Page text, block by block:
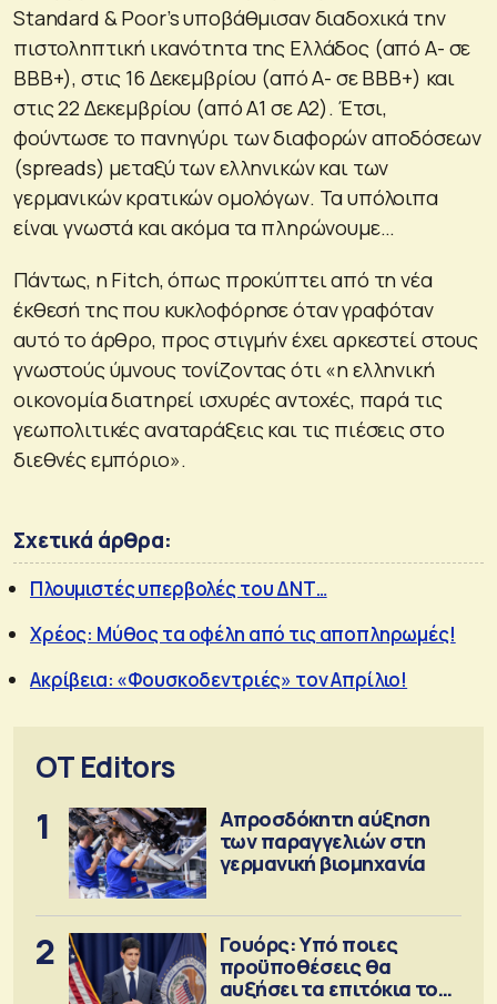
Standard & Poor’s υποβάθμισαν διαδοχικά την
πιστοληπτική ικανότητα της Ελλάδος (από Α- σε
ΒΒΒ+), στις 16 Δεκεμβρίου (από Α- σε ΒΒΒ+) και
στις 22 Δεκεμβρίου (από Α1 σε Α2). Έτσι,
φούντωσε το πανηγύρι των διαφορών αποδόσεων
(spreads) μεταξύ των ελληνικών και των
γερμανικών κρατικών ομολόγων. Τα υπόλοιπα
είναι γνωστά και ακόμα τα πληρώνουμε…
Πάντως, η Fitch, όπως προκύπτει από τη νέα
έκθεσή της που κυκλοφόρησε όταν γραφόταν
αυτό το άρθρο, προς στιγμήν έχει αρκεστεί στους
γνωστούς ύμνους τονίζοντας ότι «η ελληνική
οικονομία διατηρεί ισχυρές αντοχές, παρά τις
γεωπολιτικές αναταράξεις και τις πιέσεις στο
διεθνές εμπόριο».
Σχετικά άρθρα:
Πλουμιστές υπερβολές του ΔΝΤ…
Χρέος: Μύθος τα οφέλη από τις αποπληρωμές!
Ακρίβεια: «Φουσκοδεντριές» τον Απρίλιο!
OT Editors
1
Απροσδόκητη αύξηση
των παραγγελιών στη
γερμανική βιομηχανία
2
Γουόρς: Υπό ποιες
προϋποθέσεις θα
αυξήσει τα επιτόκια τον